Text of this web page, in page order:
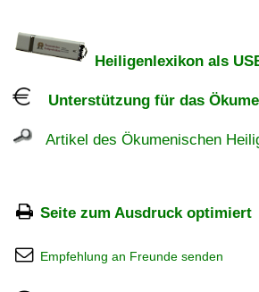
Heiligenlexikon als
Unterstützung für das
Artikel des Ökumenischen
Seite zum Ausdruck optimiert
Empfehlung an Freunde senden